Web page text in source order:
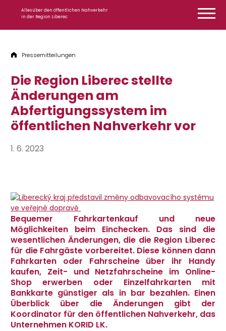
Alles über den öffentlichen Nahverkehr
in der Region Liberec
Pressemitteilungen
Die Region Liberec stellte
Änderungen am
Abfertigungssystem im
öffentlichen Nahverkehr vor
1. 6. 2023
Bequemer Fahrkartenkauf und neue
Möglichkeiten beim Einchecken. Das sind die
wesentlichen Änderungen, die die Region Liberec
für die Fahrgäste vorbereitet. Diese können dann
Fahrkarten oder Fahrscheine über ihr Handy
kaufen, Zeit- und Netzfahrscheine im Online-
Shop erwerben oder Einzelfahrkarten mit
Bankkarte günstiger als in bar bezahlen. Einen
Überblick über die Änderungen gibt der
Koordinator für den öffentlichen Nahverkehr, das
Unternehmen KORID LK.